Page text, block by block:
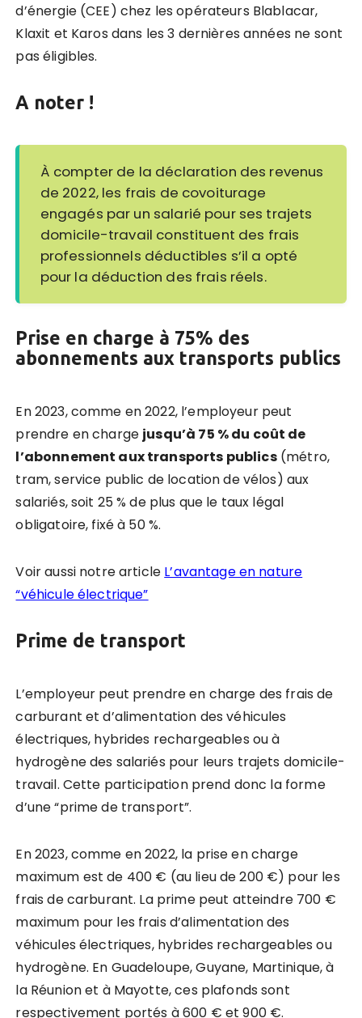
d’énergie (CEE) chez les opérateurs Blablacar,
Klaxit et Karos dans les 3 dernières années ne sont
pas éligibles.
A noter !
À compter de la déclaration des revenus
de 2022, les frais de covoiturage
engagés par un salarié pour ses trajets
domicile-travail constituent des frais
professionnels déductibles s’il a opté
pour la déduction des frais réels.
Prise en charge à 75% des
abonnements aux transports publics
En 2023, comme en 2022, l’employeur peut
prendre en charge jusqu’à 75 % du coût de
l’abonnement aux transports publics(métro,
tram, service public de location de vélos) aux
salariés, soit 25 % de plus que le taux légal
obligatoire, fixé à 50 %.
Voir aussi notre article L’avantage en nature
“véhicule électrique”
Prime de transport
L’employeur peut prendre en charge des frais de
carburant et d’alimentation des véhicules
électriques, hybrides rechargeables ou à
hydrogène des salariés pour leurs trajets domicile-
travail. Cette participation prend donc la forme
d’une “prime de transport”.
En 2023, comme en 2022, la prise en charge
maximum est de 400 € (au lieu de 200 €) pour les
frais de carburant. La prime peut atteindre 700 €
maximum pour les frais d’alimentation des
véhicules électriques, hybrides rechargeables ou
hydrogène. En Guadeloupe, Guyane, Martinique, à
la Réunion et à Mayotte, ces plafonds sont
respectivement portés à 600 € et 900 €.